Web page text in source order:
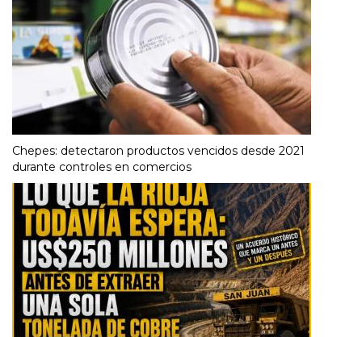
Chepes: detectaron productos vencidos desde 2021
durante controles en comercios